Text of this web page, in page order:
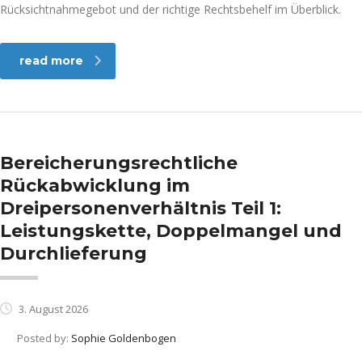
Rücksichtnahmegebot und der richtige Rechtsbehelf im Überblick.
read more
Bereicherungsrechtliche
Rückabwicklung im
Dreipersonenverhältnis Teil 1:
Leistungskette, Doppelmangel und
Durchlieferung
3. August 2026
Posted by: Sophie Goldenbogen